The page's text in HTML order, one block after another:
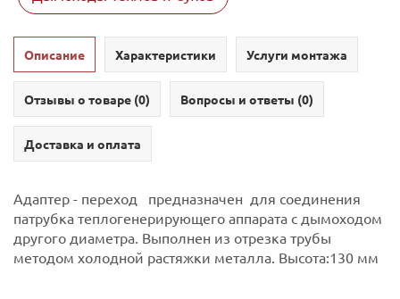
Описание Характеристики Услуги монтажа
Отзывы о товаре (0) Вопросы и ответы (0)
Доставка и оплата
Адаптер - переход предназначен для соединения
патрубка теплогенерирующего аппарата с дымоходом
другого диаметра. Выполнен из отрезка трубы
методом холодной растяжки металла. Высота:130 мм